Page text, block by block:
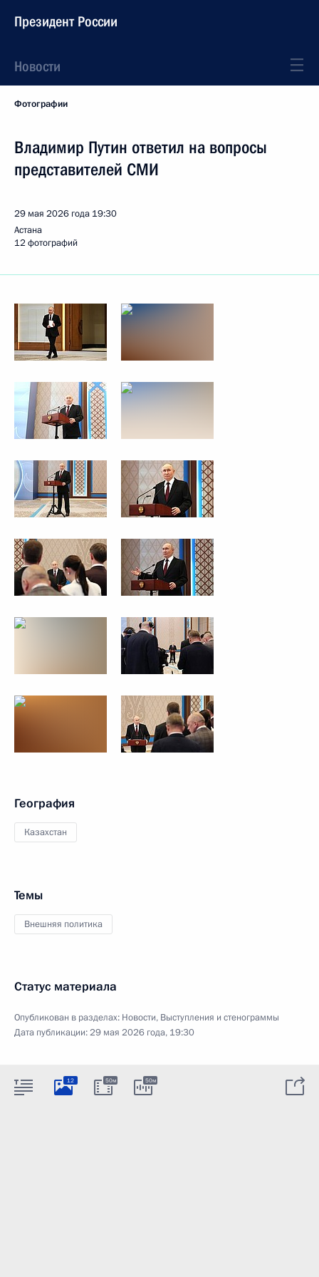
Президент России
Новости
Фотографии
Владимир Путин ответил на вопросы
представителей СМИ
29 мая 2026 года 19:30
Астана
12 фотографий
География
Казахстан
Темы
Внешняя политика
Статус материала
Опубликован в разделах: Новости, Выступления и стенограммы
Дата публикации:29 мая 2026 года, 19:30
12 50м 50м